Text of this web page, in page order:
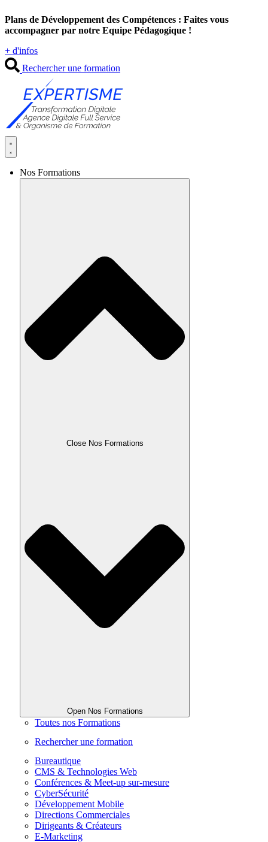
au
contenu
Plans de Développement des Compétences : Faites vous
accompagner par notre Equipe Pédagogique !
+ d'infos
Rechercher une formation
Nos Formations
Close Nos Formations
Open Nos Formations
Toutes nos Formations
Rechercher une formation
Bureautique
CMS & Technologies Web
Conférences & Meet-up sur-mesure
CyberSécurité
Développement Mobile
Directions Commerciales
Dirigeants & Créateurs
E-Marketing